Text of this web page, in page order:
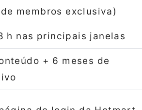
membros exclusiva)
h nas principais janelas
+ 6 meses de